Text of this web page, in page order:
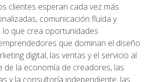
clientes esperan cada vez más
comunicación fluida y
lo que crea oportunidades
que dominan el diseño
digital, las ventas y el servicio al
de la economía de creadores, las
y la consultoría independiente, las